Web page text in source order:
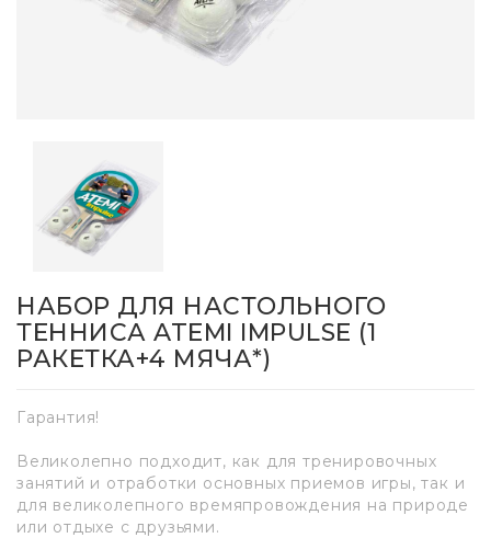
НАБОР ДЛЯ НАСТОЛЬНОГО
ТЕННИСА ATEMI IMPULSE (1
РАКЕТКА+4 МЯЧА*)
Гарантия!
Великолепно подходит, как для тренировочных
занятий и отработки основных приемов игры, так и
для великолепного времяпровождения на природе
или отдыхе с друзьями.